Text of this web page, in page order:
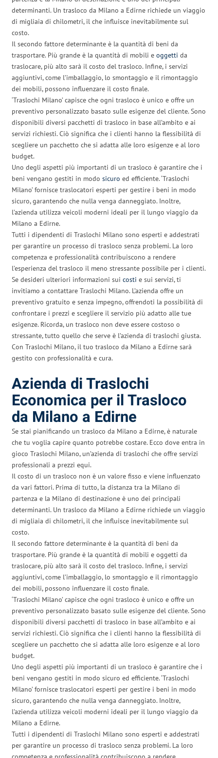
determinanti. Un trasloco da Milano a Edirne richiede un viaggio
di migliaia di chilometri, il che influisce inevitabilmente sul
costo.
Il secondo fattore determinante è la quantità di beni da
trasportare. Più grande è la quantità di mobili e oggetti da
traslocare, più alto sarà il costo del trasloco. Infine, i servizi
aggiuntivi, come l’imballaggio, lo smontaggio e il rimontaggio
dei mobili, possono influenzare il costo finale.
‘Traslochi Milano’ capisce che ogni trasloco è unico e offre un
preventivo personalizzato basato sulle esigenze del cliente. Sono
disponibili diversi pacchetti di trasloco in base all’ambito e ai
servizi richiesti. Ciò significa che i clienti hanno la flessibilità di
scegliere un pacchetto che si adatta alle loro esigenze e al loro
budget.
Uno degli aspetti più importanti di un trasloco è garantire che i
beni vengano gestiti in modo sicuro ed efficiente. ‘Traslochi
Milano’ fornisce traslocatori esperti per gestire i beni in modo
sicuro, garantendo che nulla venga danneggiato. Inoltre,
l’azienda utilizza veicoli moderni ideali per il lungo viaggio da
Milano a Edirne.
Tutti i dipendenti di Traslochi Milano sono esperti e addestrati
per garantire un processo di trasloco senza problemi. La loro
competenza e professionalità contribuiscono a rendere
l’esperienza del trasloco il meno stressante possibile per i clienti.
Se desideri ulteriori informazioni sui costi e sui servizi, ti
invitiamo a contattare Traslochi Milano. L’azienda offre un
preventivo gratuito e senza impegno, offrendoti la possibilità di
confrontare i prezzi e scegliere il servizio più adatto alle tue
esigenze. Ricorda, un trasloco non deve essere costoso o
stressante, tutto quello che serve è l’azienda di traslochi giusta.
Con Traslochi Milano, il tuo trasloco da Milano a Edirne sarà
gestito con professionalità e cura.
Azienda di Traslochi
Economica per il Trasloco
da Milano a Edirne
Se stai pianificando un trasloco da Milano a Edirne, è naturale
che tu voglia capire quanto potrebbe costare. Ecco dove entra in
gioco Traslochi Milano, un’azienda di traslochi che offre servizi
professionali a prezzi equi.
Il costo di un trasloco non è un valore fisso e viene influenzato
da vari fattori. Prima di tutto, la distanza tra la Milano di
partenza e la Milano di destinazione è uno dei principali
determinanti. Un trasloco da Milano a Edirne richiede un viaggio
di migliaia di chilometri, il che influisce inevitabilmente sul
costo.
Il secondo fattore determinante è la quantità di beni da
trasportare. Più grande è la quantità di mobili e oggetti da
traslocare, più alto sarà il costo del trasloco. Infine, i servizi
aggiuntivi, come l’imballaggio, lo smontaggio e il rimontaggio
dei mobili, possono influenzare il costo finale.
‘Traslochi Milano’ capisce che ogni trasloco è unico e offre un
preventivo personalizzato basato sulle esigenze del cliente. Sono
disponibili diversi pacchetti di trasloco in base all’ambito e ai
servizi richiesti. Ciò significa che i clienti hanno la flessibilità di
scegliere un pacchetto che si adatta alle loro esigenze e al loro
budget.
Uno degli aspetti più importanti di un trasloco è garantire che i
beni vengano gestiti in modo sicuro ed efficiente. ‘Traslochi
Milano’ fornisce traslocatori esperti per gestire i beni in modo
sicuro, garantendo che nulla venga danneggiato. Inoltre,
l’azienda utilizza veicoli moderni ideali per il lungo viaggio da
Milano a Edirne.
Tutti i dipendenti di Traslochi Milano sono esperti e addestrati
per garantire un processo di trasloco senza problemi. La loro